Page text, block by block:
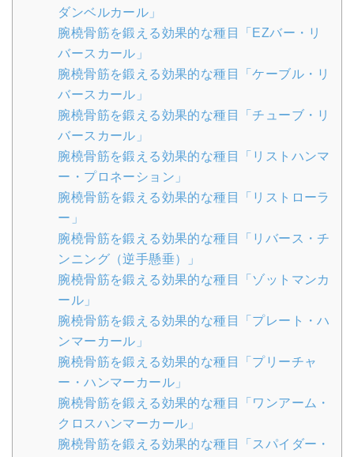
ダンベルカール」
腕橈骨筋を鍛える効果的な種目「EZバー・リ
バースカール」
腕橈骨筋を鍛える効果的な種目「ケーブル・リ
バースカール」
腕橈骨筋を鍛える効果的な種目「チューブ・リ
バースカール」
腕橈骨筋を鍛える効果的な種目「リストハンマ
ー・プロネーション」
腕橈骨筋を鍛える効果的な種目「リストローラ
ー」
腕橈骨筋を鍛える効果的な種目「リバース・チ
ンニング（逆手懸垂）」
腕橈骨筋を鍛える効果的な種目「ゾットマンカ
ール」
腕橈骨筋を鍛える効果的な種目「プレート・ハ
ンマーカール」
腕橈骨筋を鍛える効果的な種目「プリーチャ
ー・ハンマーカール」
腕橈骨筋を鍛える効果的な種目「ワンアーム・
クロスハンマーカール」
腕橈骨筋を鍛える効果的な種目「スパイダー・